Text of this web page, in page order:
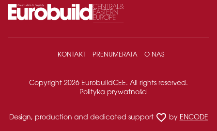
KONTAKT PRENUMERATA O NAS
Copyright 2026 EurobuildCEE. All rights reserved.
Polityka prywatności
Design, production and dedicated support favorite_border by ENCODE